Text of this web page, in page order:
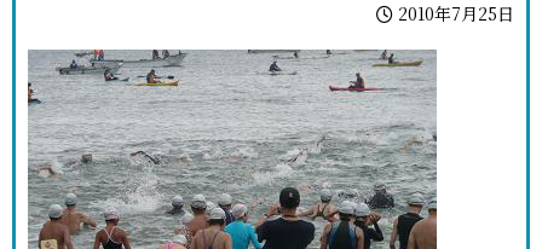
2010年7月25日